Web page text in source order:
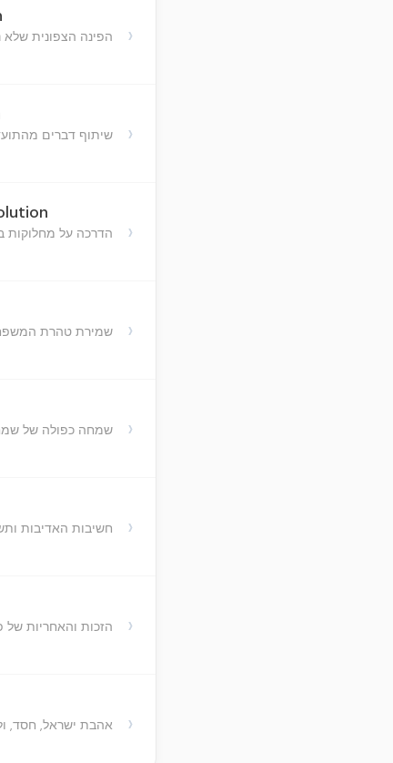
הפינה הצפונית
›
שיתוף דברים
›
הדרכה על מחלוקות
›
שמירת טהרת
›
שמחה כפולה של
›
חשיבות האדיבות
›
הזכות והאחריות של
›
אהבת ישראל, חסד,
›